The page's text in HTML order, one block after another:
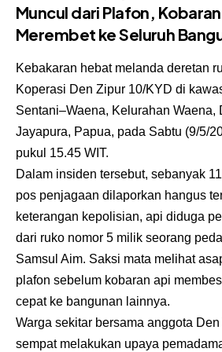
Muncul dari Plafon,
Merembet ke Seluruh
Kebakaran hebat melanda deretan
Koperasi Den Zipur 10/KYD di
Sentani–Waena, Kelurahan Waena,
Jayapura, Papua, pada Sabtu (9/5/
pukul 15.45 WIT.
Dalam insiden tersebut, sebanyak
pos penjagaan dilaporkan hangus
keterangan kepolisian, api diduga
dari ruko nomor 5 milik seorang
Samsul Aim. Saksi mata melihat
plafon sebelum kobaran api
cepat ke bangunan lainnya.
Warga sekitar bersama anggota
sempat melakukan upaya